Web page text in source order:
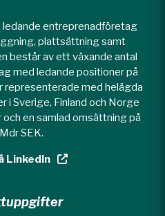
ledande entreprenadföretag
plattsättning samt
består av ett växande antal
med ledande positioner på
representerade med helägda
i Sverige, Finland och Norge
en samlad omsättning på
SEK.
LinkedIn